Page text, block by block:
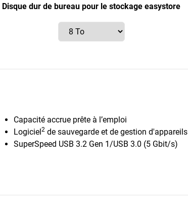
Disque dur de bureau pour le stockage easystore
Capacité accrue prête à l’emploi
Logiciel2 de sauvegarde et de gestion d'appareils
SuperSpeed USB 3.2 Gen 1/USB 3.0 (5 Gbit/s)